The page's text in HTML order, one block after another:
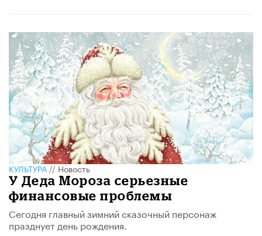
КУЛЬТУРА//Новость
У Деда Мороза серьезные
финансовые проблемы
Сегодня главный зимний сказочный персонаж
празднует день рождения.